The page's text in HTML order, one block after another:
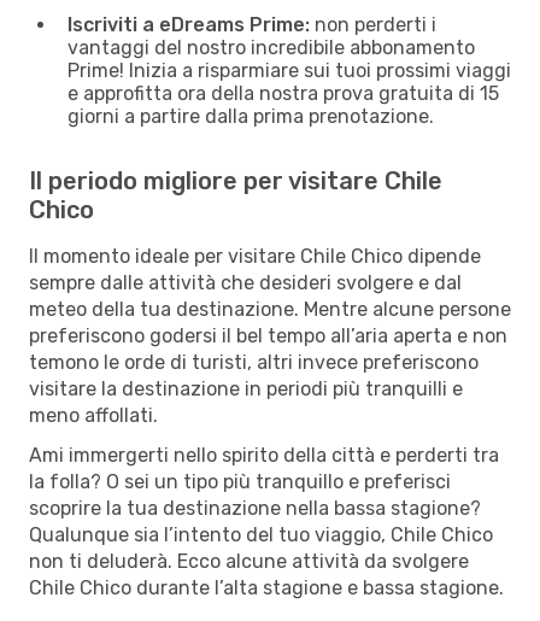
Iscriviti a eDreams Prime: non perderti i
vantaggi del nostro incredibile abbonamento
Prime! Inizia a risparmiare sui tuoi prossimi viaggi
e approfitta ora della nostra prova gratuita di 15
giorni a partire dalla prima prenotazione.
Il periodo migliore per visitare Chile
Chico
Il momento ideale per visitare Chile Chico dipende
sempre dalle attività che desideri svolgere e dal
meteo della tua destinazione. Mentre alcune persone
preferiscono godersi il bel tempo all’aria aperta e non
temono le orde di turisti, altri invece preferiscono
visitare la destinazione in periodi più tranquilli e
meno affollati.
Ami immergerti nello spirito della città e perderti tra
la folla? O sei un tipo più tranquillo e preferisci
scoprire la tua destinazione nella bassa stagione?
Qualunque sia l’intento del tuo viaggio, Chile Chico
non ti deluderà. Ecco alcune attività da svolgere
Chile Chico durante l’alta stagione e bassa stagione.